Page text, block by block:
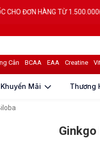
ĐƠN HÀNG TỪ 1.500.000Đ
Cân BCAA EAA Creatine
Khuyến Mãi Thương
Ginkgo